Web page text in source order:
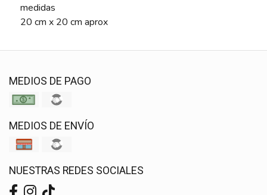
medidas
20 cm x 20 cm aprox
MEDIOS DE PAGO
MEDIOS DE ENVÍO
NUESTRAS REDES SOCIALES